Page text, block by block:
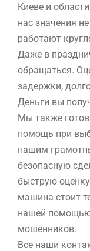
Киеве и
нас значения
работают
Даже в
обращаться.
задержки,
Деньги вы
Мы также
помощь при
нашим
безопасную
быструю
машина стоит
нашей помощью
мошенников.
Все наши